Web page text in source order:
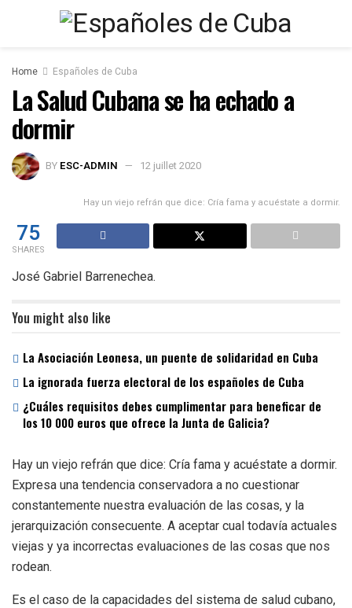
Home Españoles de Cuba
La Salud Cubana se ha echado a
dormir
BY ESC-ADMIN 12 juillet 2020
Hay un viejo refrán que dice: Cría fama y acuéstate a dormir.
75
SHARES
José Gabriel Barrenechea.
You might also like
La Asociación Leonesa, un puente de solidaridad en Cuba
La ignorada fuerza electoral de los españoles de Cuba
¿Cuáles requisitos debes cumplimentar para beneficar de
los 10 000 euros que ofrece la Junta de Galicia?
Hay un viejo refrán que dice: Cría fama y acuéstate a dormir.
Expresa una tendencia conservadora a no cuestionar
constantemente nuestra evaluación de las cosas, y la
jerarquización consecuente. A aceptar cual todavía actuales
viejas y ya incorrectas evaluaciones de las cosas que nos
rodean.
Es el caso de la capacidades del sistema de salud cubano,